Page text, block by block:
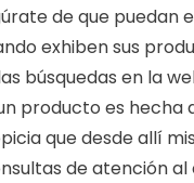
de que puedan
exhiben sus
búsquedas en la
producto es hecha
que desde allí
de atención al